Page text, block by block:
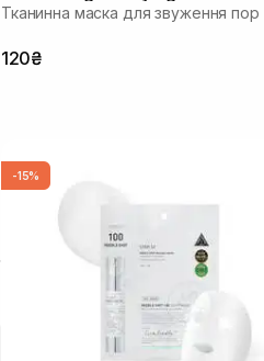
Тканинна маска для звуження пор
120₴
-15%